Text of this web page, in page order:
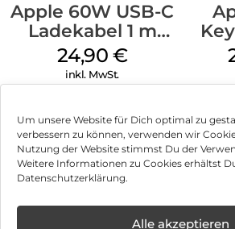
Um unsere Website für Dich optimal zu
verbessern zu können, verwenden wir
Nutzung der Website stimmst Du der
Weitere Informationen zu Cookies erhältst
Datenschutzerklärung.
Alle akzeptieren
Apple 60W USB-C
Ladekabel 1 m
Weiß
24,90 €
inkl. MwSt.
iPad
Impressum